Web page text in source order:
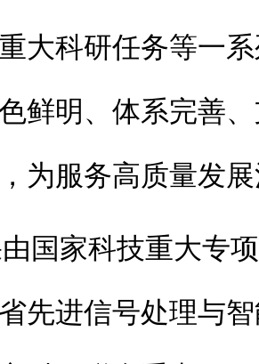
大科研任务等一
鲜明、体系完善
为服务高质量发
国家科技重大专
先进信号处理与